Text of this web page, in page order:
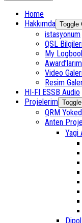
Home
Hakkımda Toggle
istasyonum
QSL
My
Award’larım
Video
Resim
HI-FI ESSB Audio
Projelerim
QRM
Anten
Yagi